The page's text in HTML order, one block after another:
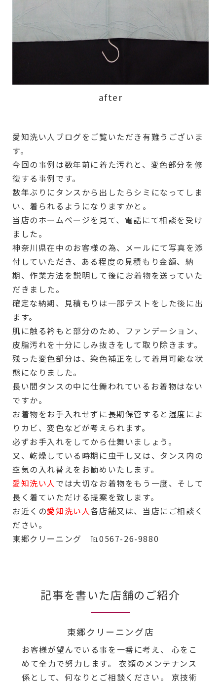
after
愛知洗い人ブログをご覧いただき有難うございま
す。
今回の事例は数年前に着た汚れと、変色部分を修
復する事例です。
数年ぶりにタンスから出したらシミになってしま
い、着られるようになりますかと。
当店のホームページを見て、電話にて相談を受け
ました。
神奈川県在中のお客様の為、メールにて写真を添
付していただき、ある程度の見積もり金額、納
期、作業方法を説明して後にお着物を送っていた
だきました。
確定な納期、見積もりは一部テストをした後に出
ます。
肌に触る衿もと部分のため、ファンデーション、
皮脂汚れを十分にしみ抜きをして取り除きます。
残った変色部分は、染色補正をして着用可能な状
態になりました。
長い間タンスの中に仕舞われているお着物はない
ですか。
お着物をお手入れせずに長期保管すると湿度によ
りカビ、変色などが考えられます。
必ずお手入れをしてから仕舞いましょう。
又、乾燥している時期に虫干し又は、タンス内の
空気の入れ替えをお勧めいたします。
愛知洗い人 では大切なお着物をもう一度、そして
長く着ていただける提案を致します。
お近くの愛知洗い人各店舗又は、当店にご相談く
ださい。
東郷クリーニング ℡0567-26-9880
記事を書いた店舗のご紹介
東郷クリーニング店
お客様が望んでいる事を一番に考え、 心をこ
めて全力で努力します。 衣類のメンテナンス
係として、何なりとご相談ください。 京技術